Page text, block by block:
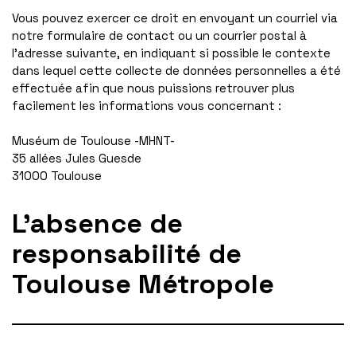
Vous pouvez exercer ce droit en envoyant un courriel via
notre formulaire de contact ou un courrier postal à
l’adresse suivante, en indiquant si possible le contexte
dans lequel cette collecte de données personnelles a été
effectuée afin que nous puissions retrouver plus
facilement les informations vous concernant :
Muséum de Toulouse -MHNT-
35 allées Jules Guesde
31000 Toulouse
L’absence de
responsabilité de
Toulouse Métropole